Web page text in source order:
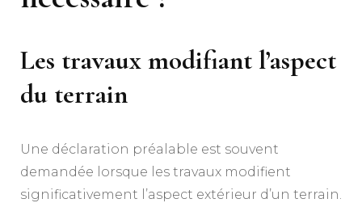
Les travaux modifiant l’aspect
du terrain
Une déclaration préalable est souvent
demandée lorsque les travaux modifient
significativement l’aspect extérieur d’un terrain.